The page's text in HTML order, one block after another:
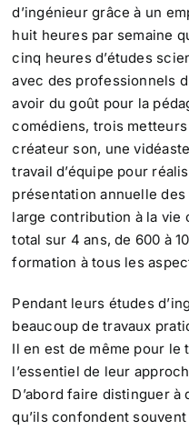
d’ingénieur grâce à un
huit heures par semaine
cinq heures d’études
avec des professionnels
avoir du goût pour la
comédiens, trois
créateur son, une
travail d’équipe pour
présentation annuelle des
large contribution à la vie
total sur 4 ans, de 600 à
formation à tous les
Pendant leurs études
beaucoup de travaux
Il en est de même pour le
l’essentiel de leur
D’abord faire distinguer
qu’ils confondent souvent